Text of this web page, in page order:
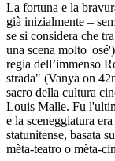
La fortuna e la
già inizialmente –
se si considera che
una scena molto
regia dell’immenso
strada" (Vanya on
sacro della cultura
Louis Malle. Fu
e la sceneggiatura
statunitense, basata
mèta-teatro o mèta-